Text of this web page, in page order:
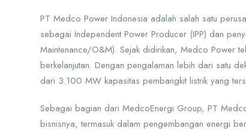
PT Medco Power Indonesia adalah salah satu
sebagai Independent Power Producer (IPP) dan
Maintenance/O&M). Sejak didirikan, Medco Power
berkelanjutan. Dengan pengalaman lebih dari satu
dari 3.100 MW kapasitas pembangkit listrik yang
Sebagai bagian dari MedcoEnergi Group, PT
bisnisnya, termasuk dalam pengembangan energi